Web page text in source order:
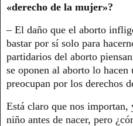
«derecho de la mujer»?
– El daño que el aborto
bastar por sí solo para
partidarios del aborto
se oponen al aborto lo hacen
preocupan por los derechos
Está claro que nos importan,
niño antes de nacer, pero